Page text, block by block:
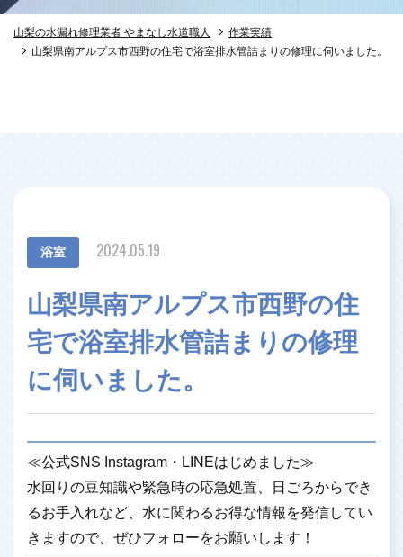
山梨の水漏れ修理業者 やまなし水道職人
作業実績
山梨県南アルプス市西野の住宅で浴室排水管詰まりの修理に伺いました。
浴室 2024.05.19
山梨県南アルプス市西野の住
宅で浴室排水管詰まりの修理
に伺いました。
≪公式SNS Instagram・LINEはじめました≫
水回りの豆知識や緊急時の応急処置、日ごろからでき
るお手入れなど、水に関わるお得な情報を発信してい
きますので、ぜひフォローをお願いします！